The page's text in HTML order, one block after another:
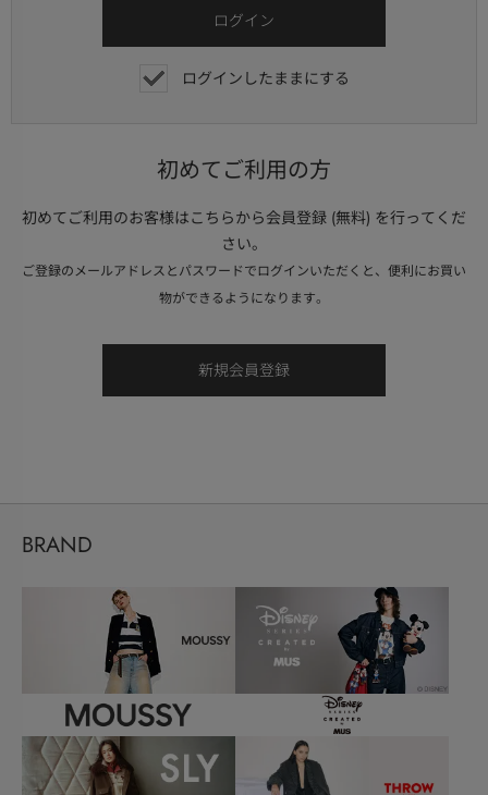
ログインしたままにする
初めてご利用の方
初めてご利用のお客様はこちらから会員登録 (無料) を行ってくだ
さい。
ご登録のメールアドレスとパスワードでログインいただくと、便利にお買い
物ができるようになります。
BRAND